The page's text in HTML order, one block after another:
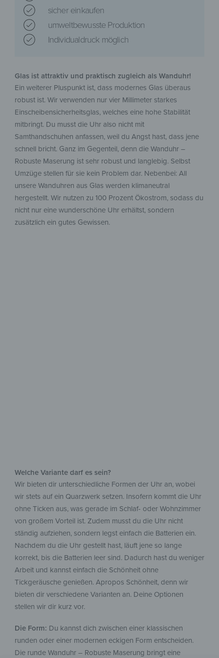
sicher einkaufen
umweltbewusste Produktion
Individualdruck möglich
Glas ist attraktiv und praktisch zugleich als Wanduhr!
Ein weiterer Pluspunkt ist, dass modernes Glas überaus
robust ist. Wir verwenden nur vier Millimeter starkes
Einscheibensicherheitsglas, welches eine hohe Stabilität
mitbringt. Du musst die Uhr also nicht mit
Samthandschuhen anfassen, weil du Angst hast, dass jene
schnell bricht. Ganz im Gegenteil, denn die Wanduhr –
Robuste Maserung ist sehr robust und langlebig. Selbst
Umzüge stellen für sie kein Problem dar. Nebenbei: All
unsere Wanduhren aus Glas werden klimaneutral
hergestellt. Wir nutzen zu 100 Prozent Ökostrom, sodass du
nicht nur eine wunderschöne Uhr erhältst, sondern
zusätzlich ein gutes Gewissen.
Welche Variante darf es sein?
Wir bieten dir unterschiedliche Formen der Uhr an, wobei
wir stets auf ein Quarzwerk setzen. Insofern kommt die Uhr
ohne Ticken aus, was gerade im Schlaf- oder Wohnzimmer
von großem Vorteil ist. Zudem musst du die Uhr nicht
ständig aufziehen, sondern legst einfach die Batterien ein.
Nachdem du die Uhr gestellt hast, läuft jene so lange
korrekt, bis die Batterien leer sind. Dadurch hast du weniger
Arbeit und kannst einfach die Schönheit ohne
Tickgeräusche genießen. Apropos Schönheit, denn wir
bieten dir verschiedene Varianten an. Deine Optionen
stellen wir dir kurz vor.
Die Form: Du kannst dich zwischen einer klassischen
runden oder einer modernen eckigen Form entscheiden.
Die runde Wanduhr – Robuste Maserung bringt eine